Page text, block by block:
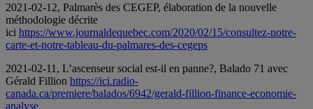
2021-02-12, Palmarès des CEGEP, élaboration de la nouvelle
méthodologie décrite
ici https://www.journaldequebec.com/2020/02/15/consultez-notre-
carte-et-notre-tableau-du-palmares-des-cegeps
2021-02-11, L’ascenseur social est-il en panne?, Balado 71 avec
Gérald Fillion https://ici.radio-
canada.ca/premiere/balados/6942/gerald-fillion-finance-economie-
analyse